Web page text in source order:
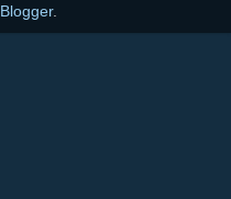
Blogger.